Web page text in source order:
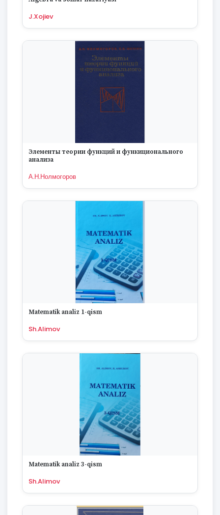
J.Xojiev
Элементы теории функций и функиционального
анализа
А.Н.Нолмогоров
Matematik analiz 1-qism
Sh.Alimov
Matematik analiz 3-qism
Sh.Alimov